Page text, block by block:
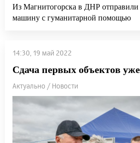
Из Магнитогорска в ДНР отправили
машину с гуманитарной помощью
14:30, 19 май 2022
Сдача первых объектов
Актуально / Новости